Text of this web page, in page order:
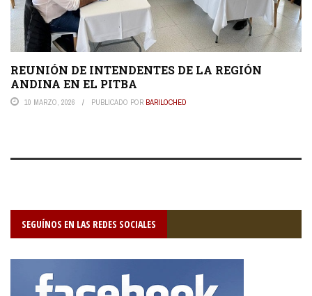
REUNIÓN DE INTENDENTES DE LA REGIÓN
ANDINA EN EL PITBA
10 MARZO, 2026 PUBLICADO POR BARILOCHED
SEGUÍNOS EN LAS REDES SOCIALES